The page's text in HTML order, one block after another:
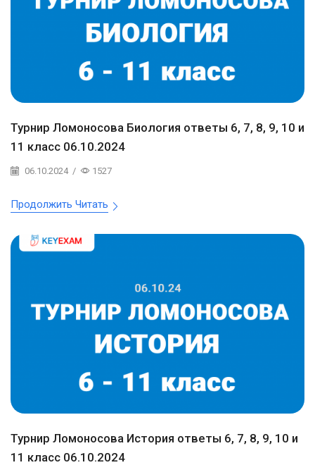
Турнир Ломоносова Биология ответы 6, 7, 8, 9, 10 и
11 класс 06.10.2024
06.10.2024 / 1527
Продолжить Читать
Турнир Ломоносова История ответы 6, 7, 8, 9, 10 и
11 класс 06.10.2024